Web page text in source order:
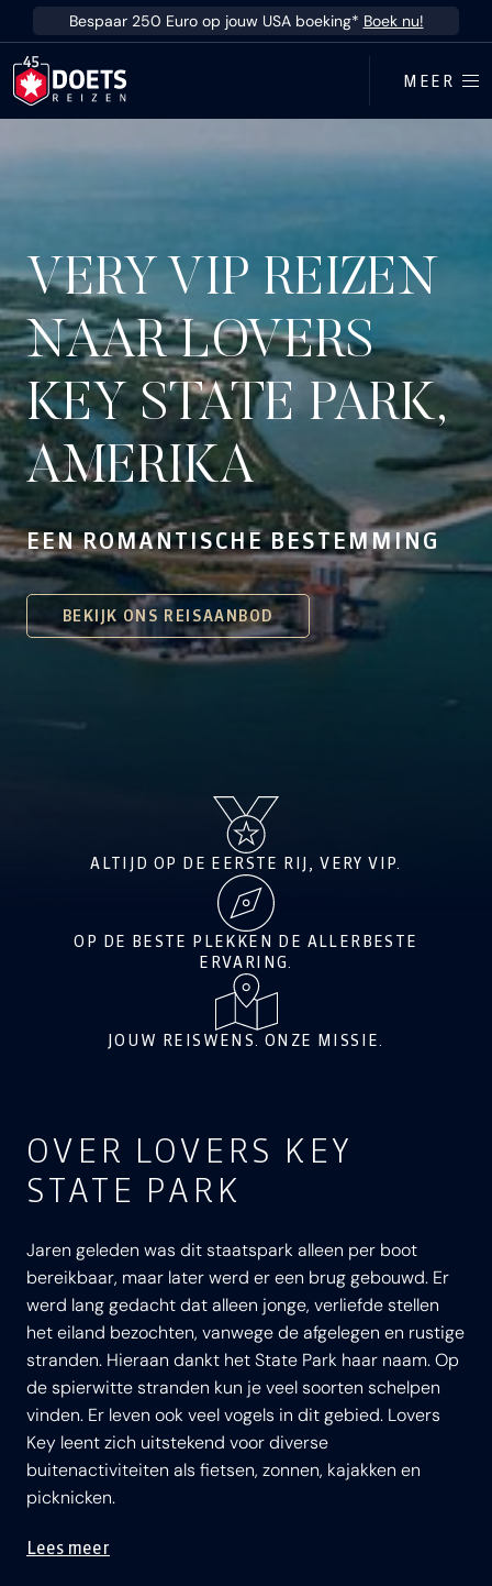
Ga direct naar inhoud
Bespaar 250 Euro op jouw USA boeking* Boek nu!
MEER
VERY VIP REIZEN
NAAR LOVERS
KEY STATE PARK,
AMERIKA
EEN ROMANTISCHE BESTEMMING
BEKIJK ONS REISAANBOD
ALTIJD OP DE EERSTE RIJ, VERY VIP.
OP DE BESTE PLEKKEN DE ALLERBESTE
ERVARING.
JOUW REISWENS. ONZE MISSIE.
OVER LOVERS KEY
STATE PARK
Jaren geleden was dit staatspark alleen per boot
bereikbaar, maar later werd er een brug gebouwd. Er
werd lang gedacht dat alleen jonge, verliefde stellen
het eiland bezochten, vanwege de afgelegen en rustige
stranden. Hieraan dankt het State Park haar naam. Op
de spierwitte stranden kun je veel soorten schelpen
vinden. Er leven ook veel vogels in dit gebied. Lovers
Key leent zich uitstekend voor diverse
buitenactiviteiten als fietsen, zonnen, kajakken en
picknicken.
Lees meer